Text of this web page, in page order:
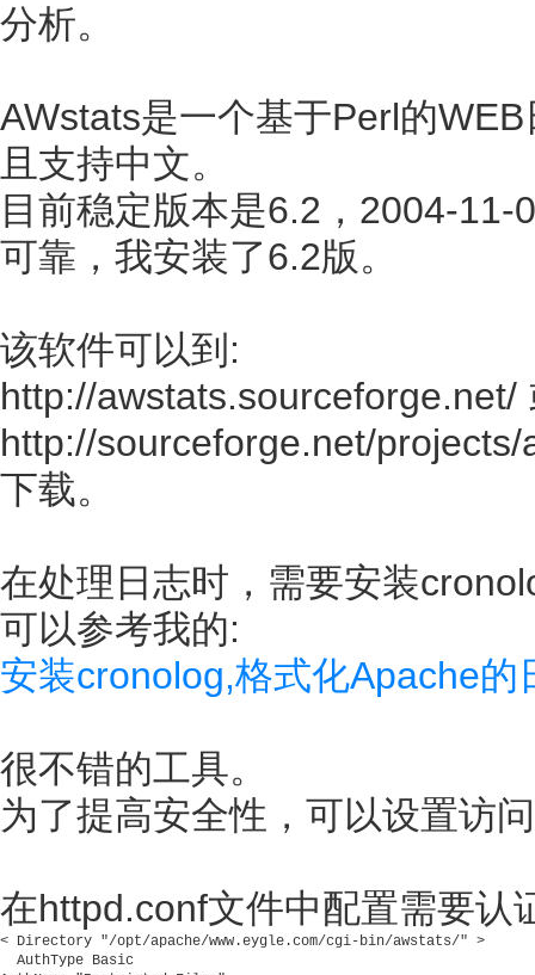
分析。
AWstats是一个基于Perl的
且支持中文。
目前稳定版本是6.2，2004-
可靠，我安装了6.2版。
该软件可以到:
http://awstats.sourceforge.net/
http://sourceforge.net/projects/
下载。
在处理日志时，需要安装
可以参考我的:
安装cronolog,格式化Apache的
很不错的工具。
为了提高安全性，可以设置访
在httpd.conf文件中配置需要认
< Directory "/opt/apache/www.eygle.com/cgi-bin/awstats/" >
  AuthType Basic